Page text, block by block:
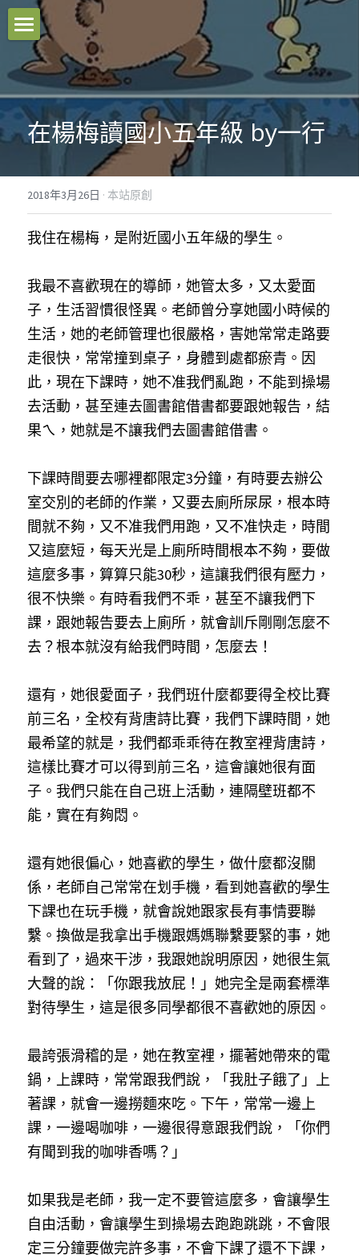
本站原創
好文推薦
影音分享
關於我們
臉書粉專
聯絡我們
Facebook
搜索
在楊梅讀國小五年級 by一行
2018年3月26日 · 本站原創
我住在楊梅，是附近國小五年級的學生。
我最不喜歡現在的導師，她管太多，又太愛面
子，生活習慣很怪異。老師曾分享她國小時候的
生活，她的老師管理也很嚴格，害她常常走路要
走很快，常常撞到桌子，身體到處都瘀青。因
此，現在下課時，她不准我們亂跑，不能到操場
去活動，甚至連去圖書館借書都要跟她報告，結
果ㄟ，她就是不讓我們去圖書館借書。
下課時間要去哪裡都限定3分鐘，有時要去辦公
室交別的老師的作業，又要去廁所尿尿，根本時
間就不夠，又不准我們用跑，又不准快走，時間
又這麼短，每天光是上廁所時間根本不夠，要做
這麼多事，算算只能30秒，這讓我們很有壓力，
很不快樂。有時看我們不乖，甚至不讓我們下
課，跟她報告要去上廁所，就會訓斥剛剛怎麼不
去？根本就沒有給我們時間，怎麼去！
還有，她很愛面子，我們班什麼都要得全校比賽
前三名，全校有背唐詩比賽，我們下課時間，她
最希望的就是，我們都乖乖待在教室裡背唐詩，
這樣比賽才可以得到前三名，這會讓她很有面
子。我們只能在自己班上活動，連隔壁班都不
能，實在有夠悶。
還有她很偏心，她喜歡的學生，做什麼都沒關
係，老師自己常常在划手機，看到她喜歡的學生
下課也在玩手機，就會說她跟家長有事情要聯
繫。換做是我拿出手機跟媽媽聯繫要緊的事，她
看到了，過來干涉，我跟她說明原因，她很生氣
大聲的說：「你跟我放屁！」她完全是兩套標準
對待學生，這是很多同學都很不喜歡她的原因。
最誇張滑稽的是，她在教室裡，擺著她帶來的電
鍋，上課時，常常跟我們說，「我肚子餓了」上
著課，就會一邊撈麵來吃。下午，常常一邊上
課，一邊喝咖啡，一邊很得意跟我們說，「你們
有聞到我的咖啡香嗎？」
如果我是老師，我一定不要管這麼多，會讓學生
自由活動，會讓學生到操場去跑跑跳跳，不會限
定三分鐘要做完許多事，不會下課了還不下課，